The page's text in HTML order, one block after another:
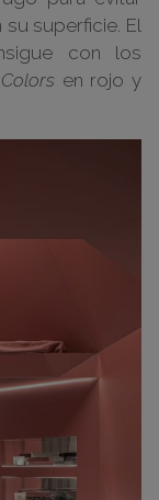
superficie. El
con los
en rojo y